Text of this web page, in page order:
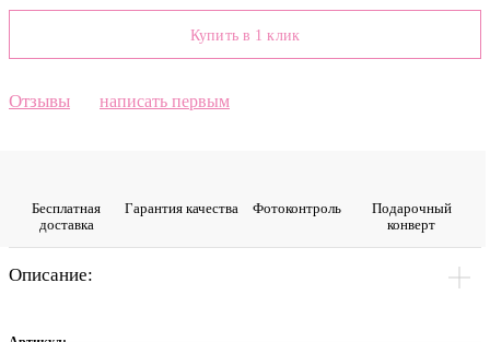
Купить в 1 клик
Отзывы написать первым
Бесплатная
доставка
Гарантия качества Фото­контроль
Подарочный
конверт
Описание: